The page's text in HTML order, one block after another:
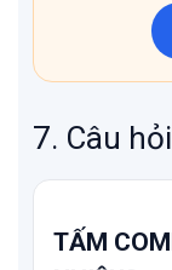
7. Câu
TẤM